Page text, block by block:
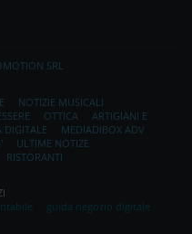
SRL
NOTIZIE MUSICALI
OTTICA
ARTIGIANI E
DIGITALE
MEDIADIBOX ADV
ULTIME NOTIZE
RISTORANTI
guida negozio digitale